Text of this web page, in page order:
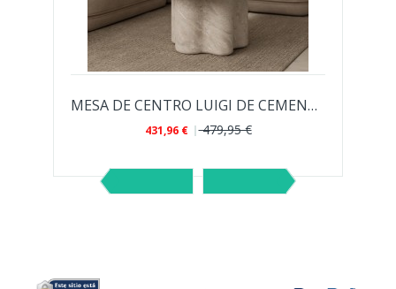
MESA DE CENTRO LUIGI DE CEMENTO GFRC CON...
431,96 € 479,95 €